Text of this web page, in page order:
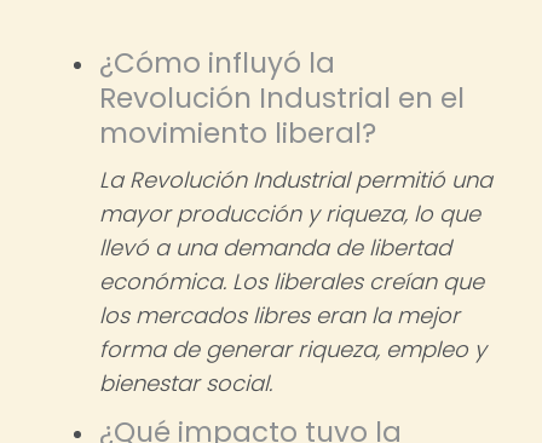
¿Cómo influyó la
Revolución Industrial en el
movimiento liberal?
La Revolución Industrial permitió una
mayor producción y riqueza, lo que
llevó a una demanda de libertad
económica. Los liberales creían que
los mercados libres eran la mejor
forma de generar riqueza, empleo y
bienestar social.
¿Qué impacto tuvo la